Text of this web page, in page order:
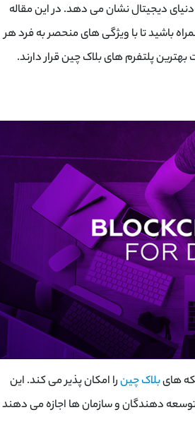
دیجیتال نشان می دهد. در این مقاله
باشید تا با ویژگی های منحصر به فرد هر
پلتفرم های بلاک چین قرار دارند.
هایبلاک چینرا امکان پذیر می کند. این
دهندگان و سازمان ها اجازه می دهند